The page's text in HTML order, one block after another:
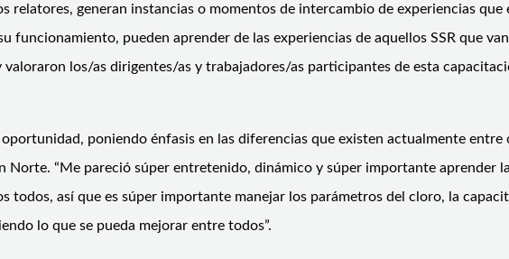
generan instancias o momentos de intercambio de experiencias
funcionamiento, pueden aprender de las experiencias de aquellos SSR que
los/as dirigentes/as y trabajadores/as participantes de esta
poniendo énfasis en las diferencias que existen actualmente entre
Norte. “Me pareció súper entretenido, dinámico y súper importante aprender
todos, así que es súper importante manejar los parámetros del cloro, la
lo que se pueda mejorar entre todos”.